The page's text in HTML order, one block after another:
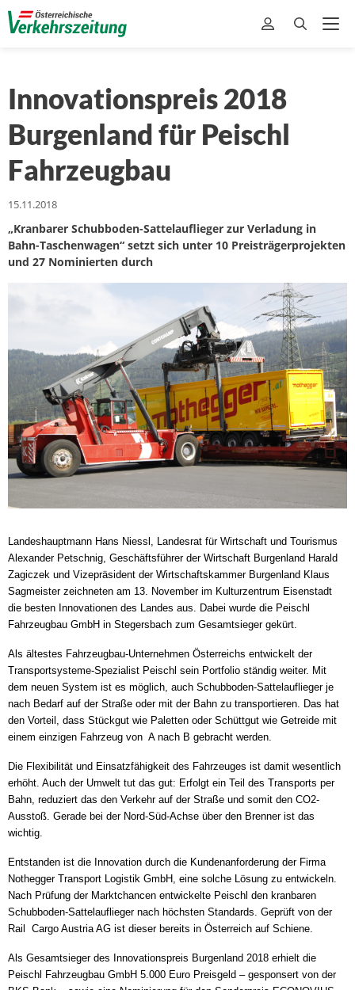
Innovationspreis 2018
Burgenland für Peischl
Fahrzeugbau
15.11.2018
„Kranbarer Schubboden-Sattelauflieger zur Verladung in
Bahn-Taschenwagen“ setzt sich unter 10 Preisträgerprojekten
und 27 Nominierten durch
Landeshauptmann Hans Niessl, Landesrat für Wirtschaft und Tourismus
Alexander Petschnig, Geschäftsführer der Wirtschaft Burgenland Harald
Zagiczek und Vizepräsident der Wirtschaftskammer Burgenland Klaus
Sagmeister zeichneten am 13. November im Kulturzentrum Eisenstadt
die besten Innovationen des Landes aus. Dabei wurde die Peischl
Fahrzeugbau GmbH in Stegersbach zum Gesamtsieger gekürt.
Als ältestes Fahrzeugbau-Unternehmen Österreichs entwickelt der
Transportsysteme-Spezialist Peischl sein Portfolio ständig weiter. Mit
dem neuen System ist es möglich, auch Schubboden-Sattelauflieger je
nach Bedarf auf der Straße oder mit der Bahn zu transportieren. Das hat
den Vorteil, dass Stückgut wie Paletten oder Schüttgut wie Getreide mit
einem einzigen Fahrzeug von A nach B gebracht werden.
Die Flexibilität und Einsatzfähigkeit des Fahrzeuges ist damit wesentlich
erhöht. Auch der Umwelt tut das gut: Erfolgt ein Teil des Transports per
Bahn, reduziert das den Verkehr auf der Straße und somit den CO2-
Ausstoß. Gerade bei der Nord-Süd-Achse über den Brenner ist das
wichtig.
Entstanden ist die Innovation durch die Kundenanforderung der Firma
Nothegger Transport Logistik GmbH, eine solche Lösung zu entwickeln.
Nach Prüfung der Marktchancen entwickelte Peischl den kranbaren
Schubboden-Sattelauflieger nach höchsten Standards. Geprüft von der
Rail Cargo Austria AG ist dieser bereits in Österreich auf Schiene.
Als Gesamtsieger des Innovationspreis Burgenland 2018 erhielt die
Peischl Fahrzeugbau GmbH 5.000 Euro Preisgeld – gesponsert von der